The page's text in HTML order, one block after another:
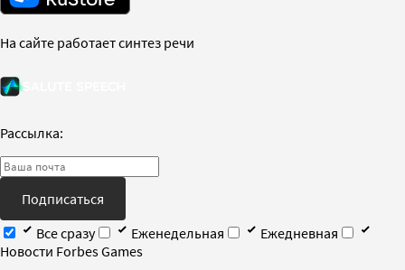
На сайте работает синтез речи
Рассылка:
Подписаться
Все сразу
Еженедельная
Ежедневная
Новости Forbes Games